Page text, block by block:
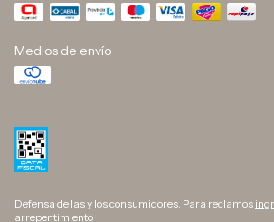
Medios de envío
Defensa de las y los consumidores. Para reclamos
arrepentimiento